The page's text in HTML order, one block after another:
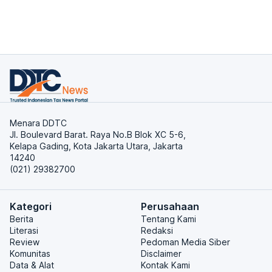
Menara DDTC
Jl. Boulevard Barat. Raya No.B Blok XC 5-6,
Kelapa Gading, Kota Jakarta Utara, Jakarta
14240
(021) 29382700
Kategori
Berita
Literasi
Review
Komunitas
Data & Alat
Perusahaan
Tentang Kami
Redaksi
Pedoman Media Siber
Disclaimer
Kontak Kami